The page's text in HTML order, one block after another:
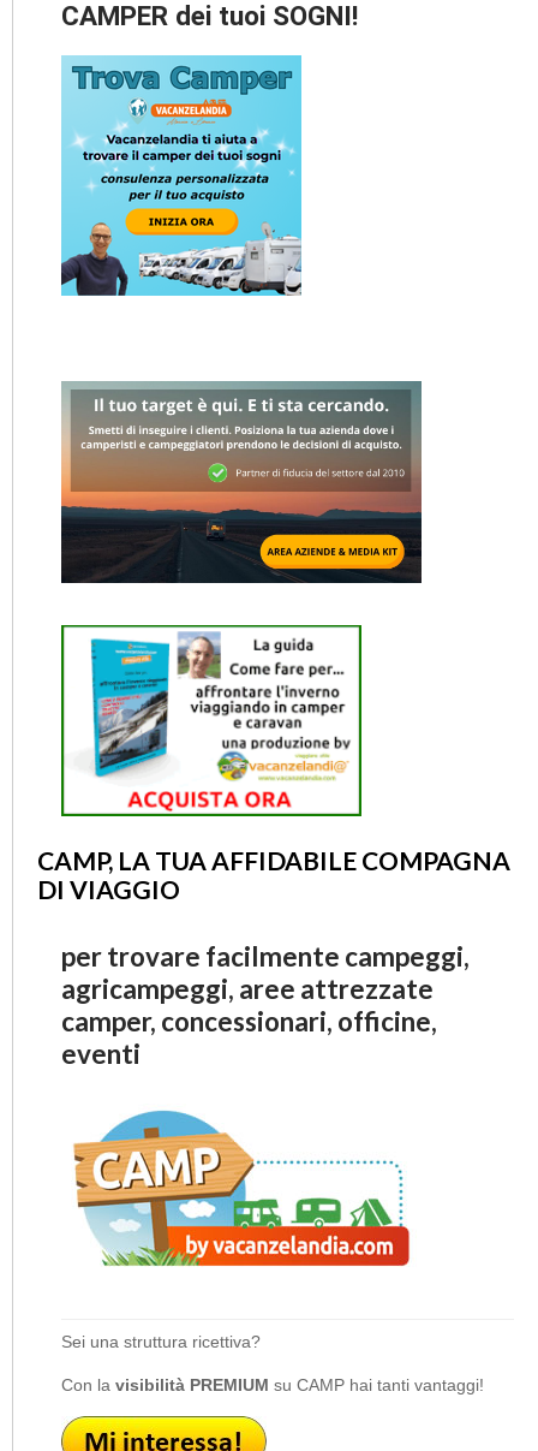
CAMPER dei tuoi SOGNI!
CAMP, LA TUA AFFIDABILE COMPAGNA
DI VIAGGIO
per trovare facilmente campeggi,
agricampeggi, aree attrezzate
camper, concessionari, officine,
eventi
Sei una struttura ricettiva?
Con la visibilità PREMIUM su CAMP hai tanti vantaggi!